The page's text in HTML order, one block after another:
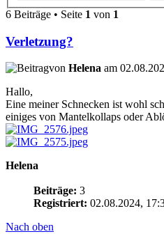
6 Beiträge • Seite 1 von 1
Verletzung?
von Helena am
Hallo,
Eine meiner Schnecken ist wohl
einiges von Mantelkollaps oder
Helena
Beiträge: 3
Registriert: 02.08.2024,
Nach oben